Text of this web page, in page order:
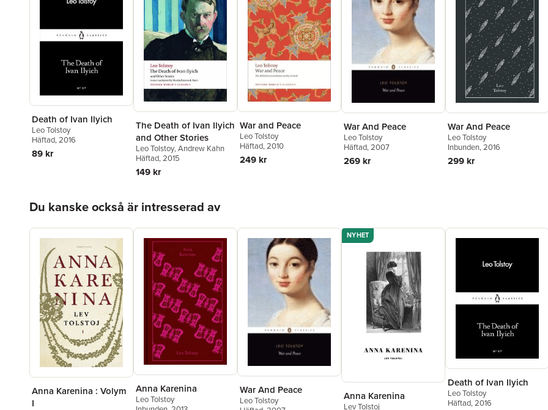
Death of Ivan Ilyich
Leo Tolstoy
Häftad, 2016
89 kr
The Death of Ivan Ilyich
and Other Stories
Leo Tolstoy,Andrew Kahn
Häftad, 2015
149 kr
War and Peace
Leo Tolstoy
Häftad, 2010
249 kr
War And Peace
Leo Tolstoy
Häftad, 2007
269 kr
War And Peace
Leo Tolstoy
Inbunden, 2016
299 kr
Du kanske också är intresserad av
Anna Karenina : Volym
I
Anna Karenina
Leo Tolstoy
War And Peace
Leo Tolstoy
NYHET
Anna Karenina
Lev Tolstoj
Death of Ivan Ilyich
Leo Tolstoy
Häftad, 2016